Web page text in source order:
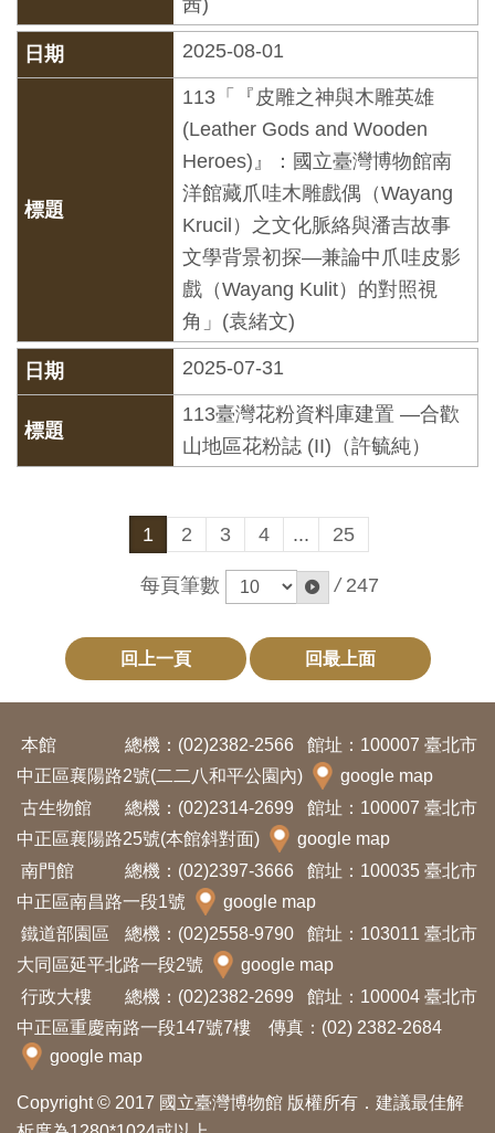
全
宣
告
開
著
作
權
善
措
施
服
務
網
站
導
覽
En
h
日
語
茜)
2025-08-01
113「『皮雕之神與木雕英雄
(Leather Gods and Wooden
Heroes)』：國立臺灣博物館南
洋館藏爪哇木雕戲偶（Wayang
Krucil）之文化脈絡與潘吉故事
文學背景初探—兼論中爪哇皮影
戲（Wayang Kulit）的對照視
角」(袁緒文)
2025-07-31
113臺灣花粉資料庫建置 —合歡
山地區花粉誌 (II)（許毓純）
1 2 3 4 ... 25
每頁筆數 / 247
回上一頁 回最上面
本館 總機：(02)2382-2566
館址：100007 臺北市
中正區襄陽路2號(二二八和平公園內)
google map
古生物館
總機：(02)2314-2699
館址：100007 臺北市
中正區襄陽路25號(本館斜對面)
google map
南門館
總機：(02)2397-3666
館址：100035 臺北市
中正區南昌路一段1號
google map
鐵道部園區
總機：(02)2558-9790
館址：103011 臺北市
大同區延平北路一段2號
google map
行政大樓
總機：(02)2382-2699
館址：100004 臺北市
中正區重慶南路一段147號7樓 傳真：(02) 2382-2684
google map
Copyright © 2017 國立臺灣博物館 版權所有．建議最佳解